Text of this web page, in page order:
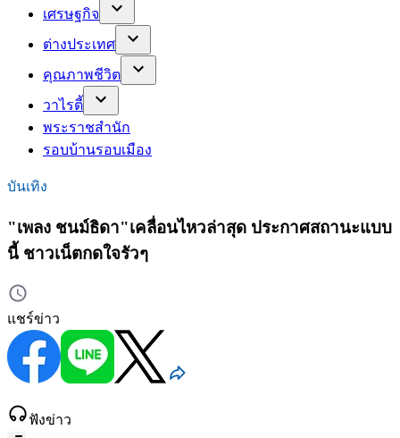
เศรษฐกิจ
ต่างประเทศ
คุณภาพชีวิต
วาไรตี้
พระราชสำนัก
รอบบ้านรอบเมือง
บันเทิง
"เพลง ชนม์ธิดา"เคลื่อนไหวล่าสุด ประกาศสถานะแบบ
นี้ ชาวเน็ตกดใจรัวๆ
แชร์ข่าว
ฟังข่าว